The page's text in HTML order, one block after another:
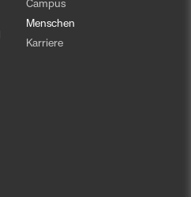
Campus
Menschen
Karriere